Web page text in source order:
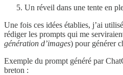
Un réveil dans une tente en
Une fois ces idées établies, j’ai utilisé
rédiger les prompts qui me
génération d’images) pour générer
Exemple du prompt généré par
breton :